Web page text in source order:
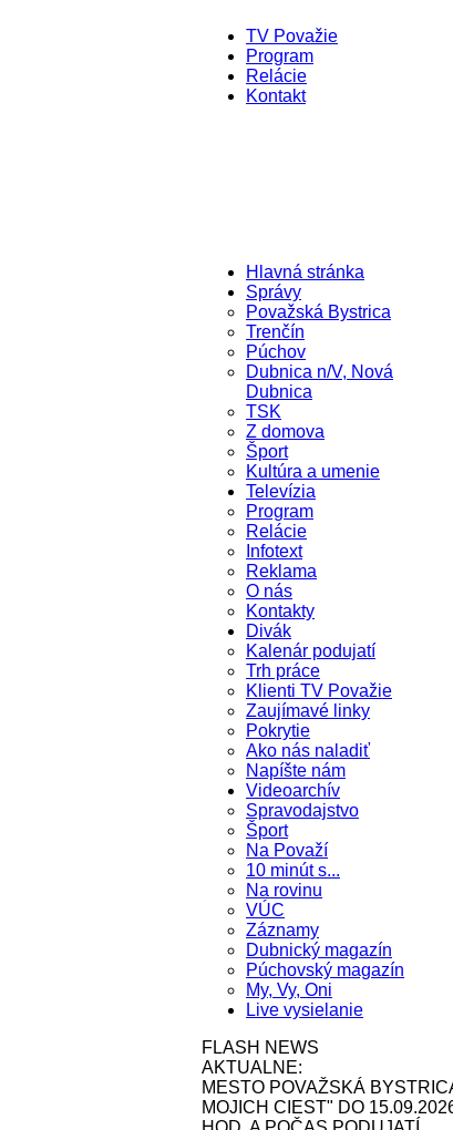
TV Považie
Program
Relácie
Kontakt
Hlavná stránka
Správy
Považská Bystrica
Trenčín
Púchov
Dubnica n/V, Nová
Dubnica
TSK
Z domova
Šport
Kultúra a umenie
Televízia
Program
Relácie
Infotext
Reklama
O nás
Kontakty
Divák
Kalenár podujatí
Trh práce
Klienti TV Považie
Zaujímavé linky
Pokrytie
Ako nás naladiť
Napíšte nám
Videoarchív
Spravodajstvo
Šport
Na Považí
10 minút s...
Na rovinu
VÚC
Záznamy
Dubnický magazín
Púchovský magazín
My, Vy, Oni
Live vysielanie
FLASH NEWS
AKTUALNE:
MESTO POVAŽSKÁ
MOJICH CIEST" DO